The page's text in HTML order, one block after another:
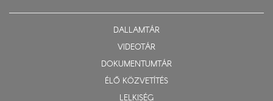
DALLAMTÁR
VIDEOTÁR
DOKUMENTUMTÁR
ÉLŐ KÖZVETÍTÉS
LELKISÉG